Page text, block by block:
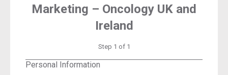
Marketing – Oncology UK and
Ireland
Step 1 of 1
Personal Information